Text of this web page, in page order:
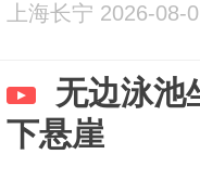
上海长宁 2026-08-
无边泳池
下悬崖